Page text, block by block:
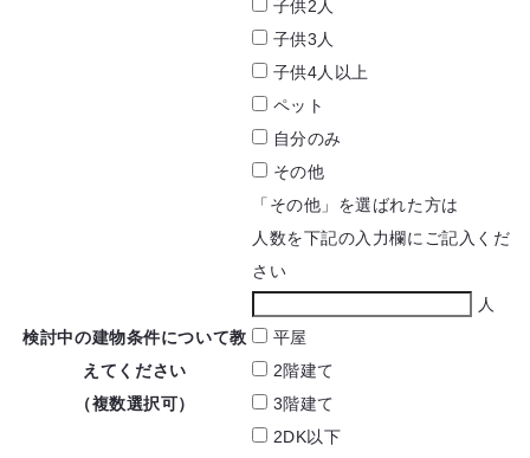
子供2人
子供3人
子供4人以上
ペット
自分のみ
その他
「その他」を選ばれた方は
人数を下記の入力欄にご記入くだ
さい
人
検討中の建物条件について教
えてください
（複数選択可）
平屋
2階建て
3階建て
2DK以下